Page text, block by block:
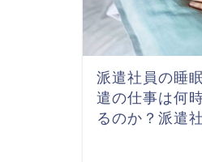
派遣社員の睡
遣の仕事は何
るのか？派遣